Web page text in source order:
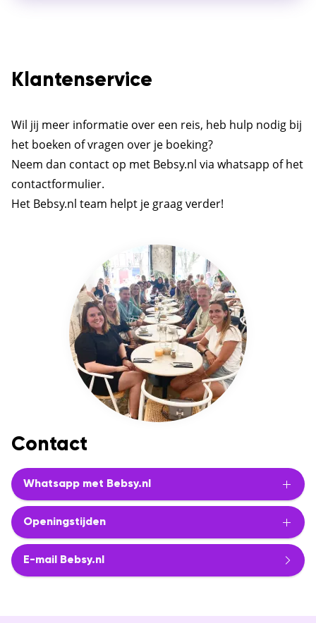
Klantenservice
Wil jij meer informatie over een reis, heb hulp nodig bij
het boeken of vragen over je boeking?
Neem dan contact op met Bebsy.nl via whatsapp of het
contactformulier.
Het Bebsy.nl team helpt je graag verder!
Contact
Whatsapp met Bebsy.nl
Openingstijden
E-mail Bebsy.nl